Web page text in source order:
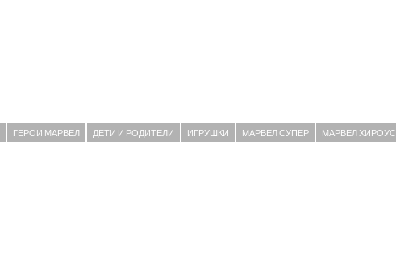
ГЕРОИ МАРВЕЛ ДЕТИ И РОДИТЕЛИ ИГРУШКИ МАРВЕЛ СУПЕР МАРВЕЛ ХИРОУС